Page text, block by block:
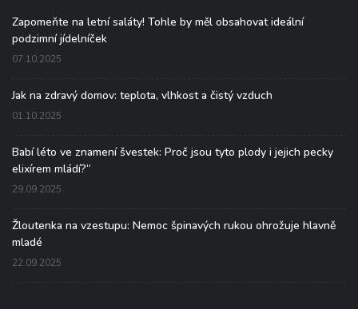
Zapomeňte na letní saláty! Tohle by měl obsahovat ideální
podzimní jídelníček
07.10.2025
Jak na zdravý domov: teplota, vlhkost a čistý vzduch
01.10.2025
Babí léto ve znamení švestek: Proč jsou tyto plody i jejich pecky
elixírem mládí?“
29.09.2025
Žloutenka na vzestupu: Nemoc špinavých rukou ohrožuje hlavně
mladé
22.09.2025